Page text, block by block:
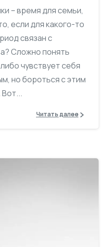
– время для семьи,
если для какого-то
связан с
Сложно понять
чувствует себя
но бороться с этим
Читать далее